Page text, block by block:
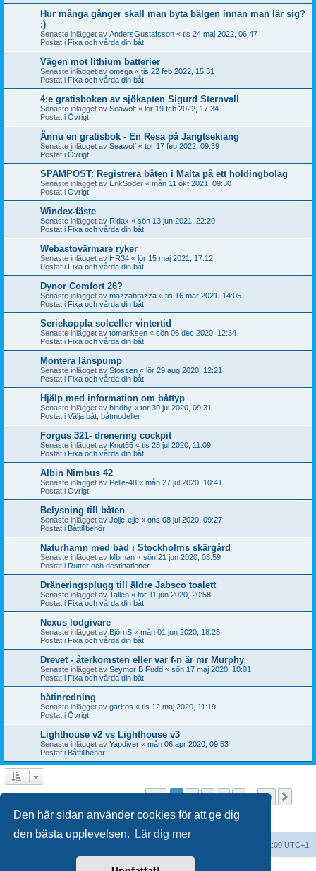
Den här sidan använder cookies för att ge dig
den bästa upplevelsen.
Lär dig mer
Hur många gånger skall man byta bälgen innan man lär sig?
:)
Senaste inlägget av AndersGustafsson « tis 24 maj 2022, 06:47
Postat i Fixa och vårda din båt
Vägen mot lithium batterier
Senaste inlägget av omega « tis 22 feb 2022, 15:31
Postat i Fixa och vårda din båt
4:e gratisboken av sjökapten Sigurd Sternvall
Senaste inlägget av Seawolf « lör 19 feb 2022, 17:34
Postat i Övrigt
Ännu en gratisbok - En Resa på Jangtsekiang
Senaste inlägget av Seawolf « tor 17 feb 2022, 09:39
Postat i Övrigt
SPAMPOST: Registrera båten i Malta på ett holdingbolag
Senaste inlägget av ErikSöder « mån 11 okt 2021, 09:30
Postat i Övrigt
Windex-fäste
Senaste inlägget av Ridax « sön 13 jun 2021, 22:20
Postat i Fixa och vårda din båt
Webastovärmare ryker
Senaste inlägget av HR34 « lör 15 maj 2021, 17:12
Postat i Fixa och vårda din båt
Dynor Comfort 26?
Senaste inlägget av mazzabrazza « tis 16 mar 2021, 14:05
Postat i Fixa och vårda din båt
Seriekoppla solceller vintertid
Senaste inlägget av tomeriksen « sön 06 dec 2020, 12:34
Postat i Fixa och vårda din båt
Montera länspump
Senaste inlägget av Stossen « lör 29 aug 2020, 12:21
Postat i Fixa och vårda din båt
Hjälp med information om båttyp
Senaste inlägget av bindby « tor 30 jul 2020, 09:31
Postat i Välja båt, båtmodeller
Forgus 321- drenering cockpit
Senaste inlägget av Knut65 « tis 28 jul 2020, 11:09
Postat i Fixa och vårda din båt
Albin Nimbus 42
Senaste inlägget av Pelle-48 « mån 27 jul 2020, 10:41
Postat i Övrigt
Belysning till båten
Senaste inlägget av Jojje-ejje « ons 08 jul 2020, 09:27
Postat i Båttillbehör
Naturhamn med bad i Stockholms skärgård
Senaste inlägget av Mbman « sön 21 jun 2020, 08:59
Postat i Rutter och destinationer
Dräneringsplugg till äldre Jabsco toalett
Senaste inlägget av Tallen « tor 11 jun 2020, 20:58
Postat i Fixa och vårda din båt
Nexus lodgivare
Senaste inlägget av BjörnS « mån 01 jun 2020, 18:28
Postat i Fixa och vårda din båt
Drevet - återkomsten eller var f-n är mr Murphy
Senaste inlägget av Seymor B Fudd « sön 17 maj 2020, 10:01
Postat i Fixa och vårda din båt
båtinredning
Senaste inlägget av gariros « tis 12 maj 2020, 11:19
Postat i Övrigt
Lighthouse v2 vs Lighthouse v3
Senaste inlägget av Yapdiver « mån 06 apr 2020, 09:53
Postat i Båttillbehör
Sökningen fann fler än 1000 träffar Sida1av20
1 2 3 4 5 20
Alla tidsangivelser är UTC+01:00 UTC+1